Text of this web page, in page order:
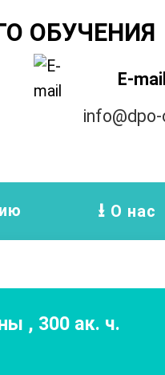
ОБУЧЕНИЯ
E-
info@dpo-
О нас
, 300ак. ч.